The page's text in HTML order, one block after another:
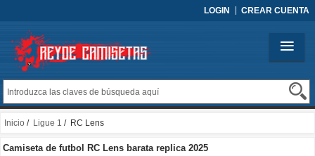
LOGIN CREAR CUENTA
Inicio / Ligue 1 / RC Lens
Camiseta de futbol RC Lens barata replica 2025